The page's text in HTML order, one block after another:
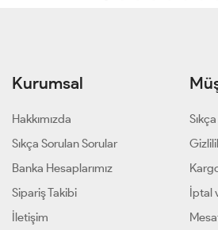
Kurumsal
Hakkımızda
Sıkça Sorulan Sorular
Banka Hesaplarımız
Sipariş Takibi
İletişim
İptal